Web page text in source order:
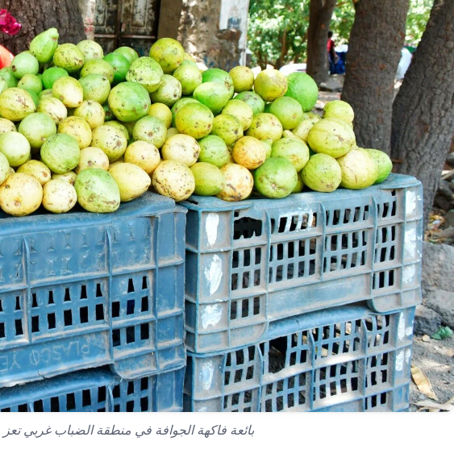
بائعة فاكهة الجوافة في منطقة الضباب غربي تعز 2023 (فيسبوك/ وهيب شرف)